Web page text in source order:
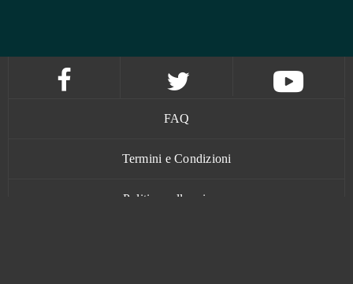
FAQ
Termini e Condizioni
Politica sulla privacy